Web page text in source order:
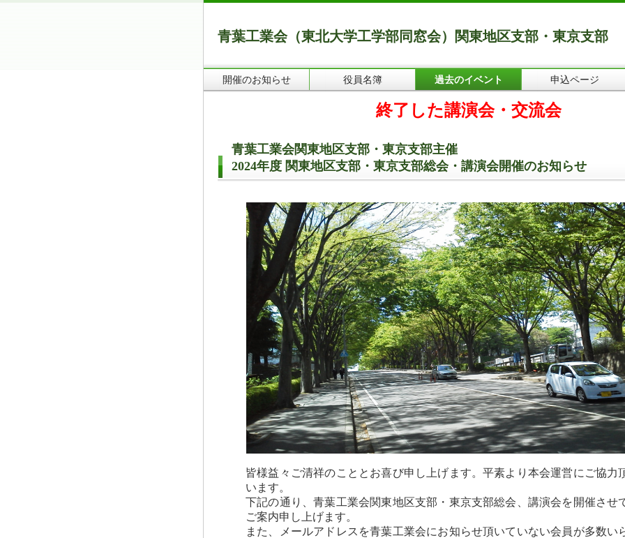
青葉工業会（東北大学工学部同窓会）関東地区支部・東京支部
開催のお知らせ 役員名簿 過去のイベント 申込ページ
終了した講演会・交流会
青葉工業会関東地区支部・東京支部主催
2024年度 関東地区支部・東京支部総会・講演会開催のお知らせ
皆様益々ご清祥のこととお喜び申し上げます。平素より本会運営にご協力
います。
下記の通り、青葉工業会関東地区支部・東京支部総会、講演会を開催させ
ご案内申し上げます。
また、メールアドレスを青葉工業会にお知らせ頂いていない会員が多数い